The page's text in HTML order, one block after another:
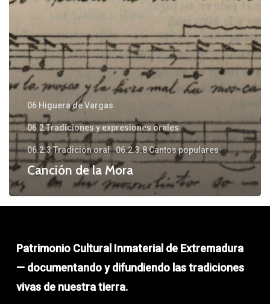
06 Higuera de Vargas
06.2 Tradiciones y expresiones orales
06.2.3 Tradición oral 06.2.3.8 Cantos populares
Canción de la Mora
Patrimonio Cultural Inmaterial de Extremadura
— documentando y difundiendo las tradiciones
vivas de nuestra tierra.